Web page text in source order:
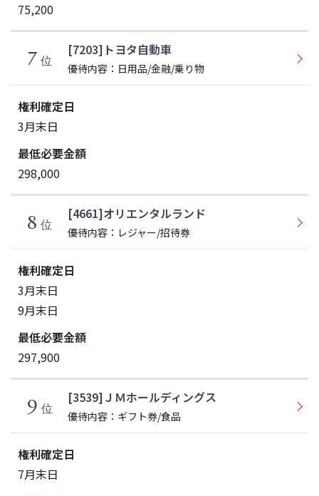
75,200
7 位
[7203]トヨタ自動車
優待内容：日用品/金融/乗り物
3月末日
298,000
8 位
[4661]オリエンタルランド
優待内容：レジャー/招待券
3月末日
9月末日
297,900
9 位
[3539]ＪＭホールディングス
優待内容：ギフト券/食品
7月末日